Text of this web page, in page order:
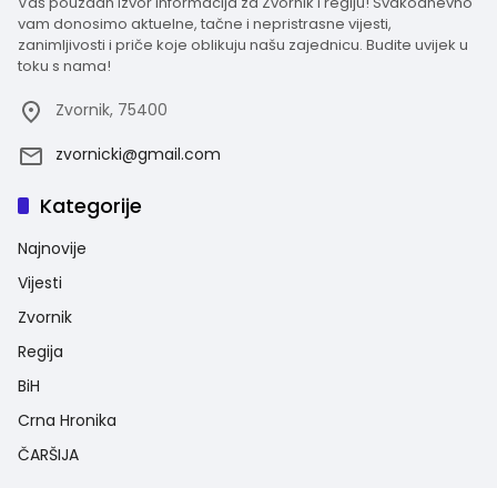
vam donosimo aktuelne, tačne i nepristrasne vijesti,
zanimljivosti i priče koje oblikuju našu zajednicu. Budite uvijek u
toku s nama!
Zvornik, 75400
zvornicki@gmail.com
Kategorije
Najnovije
Vijesti
Zvornik
Regija
BiH
Crna Hronika
ČARŠIJA